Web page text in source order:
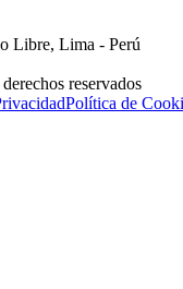
Libre, Lima - Perú
reservados
Política de